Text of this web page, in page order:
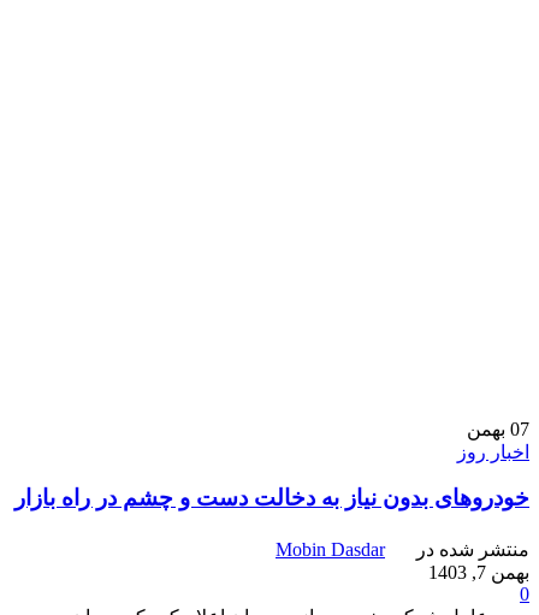
07 بهمن
اخبار روز
خودروهای بدون نیاز به دخالت دست و چشم در راه بازار
منتشر شده در
Mobin Dasdar
بهمن 7, 1403
0